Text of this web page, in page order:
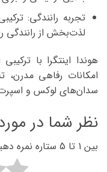
تجربه رانندگی:
لذت‌بخش از رانندگی
هوندا اینتگرا با
امکانات رفاهی مدرن،
سدان‌های لوکس و
نظر شما در
بین 1 تا 5 ستاره نمره دهید